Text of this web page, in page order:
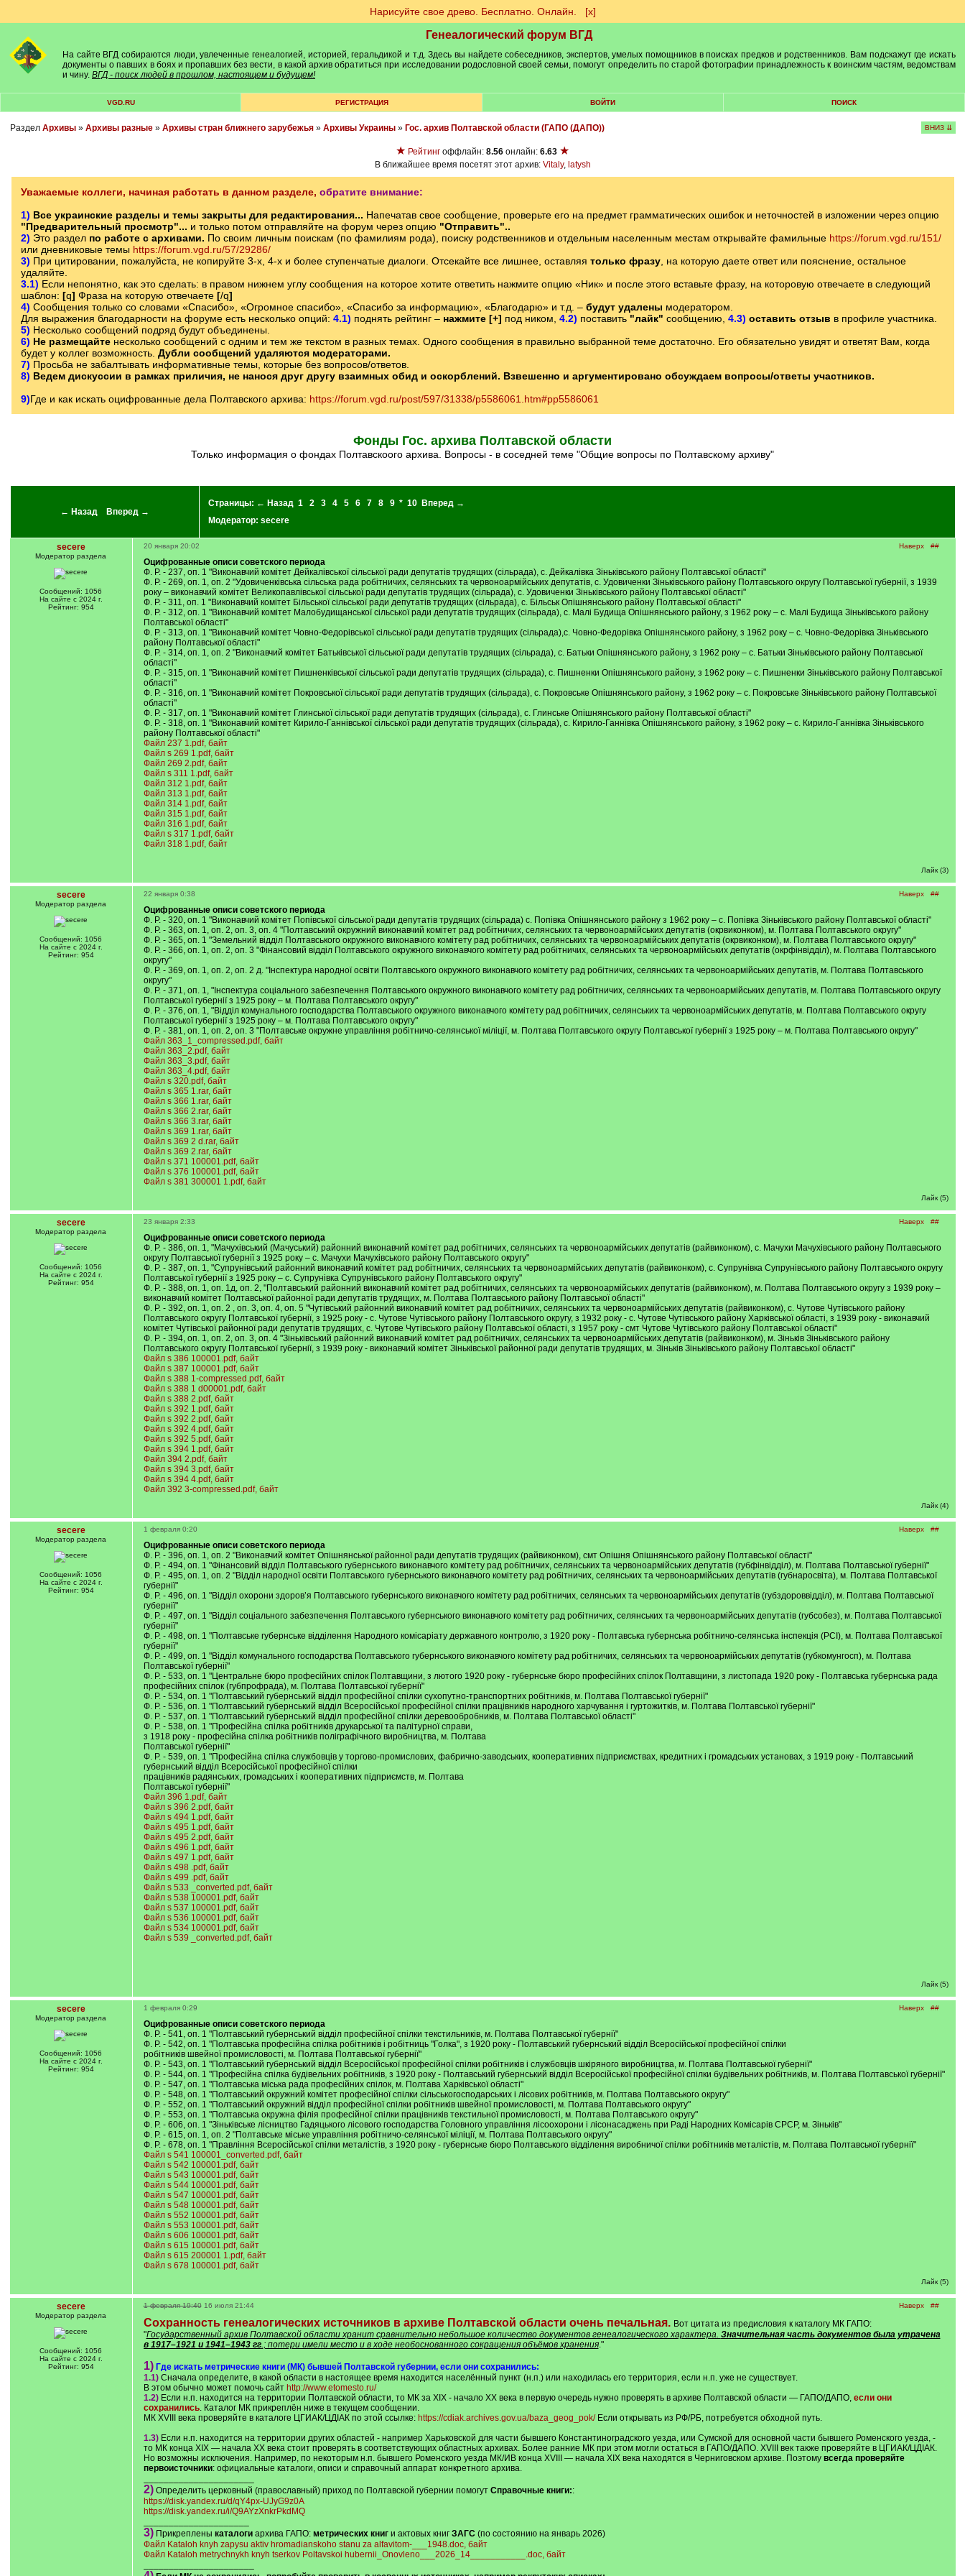
Нарисуйте свое древо. Бесплатно. Онлайн. [х]
Генеалогический форум ВГД
На сайте ВГД собираются люди, увлеченные генеалогией, историей, геральдикой и т.д. Здесь вы найдете собеседников, экспертов, умелых помощников в поисках предков и родственников. Вам подскажут где искать
документы о павших в боях и пропавших без вести, в какой архив обратиться при исследовании родословной своей семьи, помогут определить по старой фотографии принадлежность к воинским частям, ведомствам
и чину. ВГД - поиск людей в прошлом, настоящем и будущем!
VGD.RU РЕГИСТРАЦИЯ ВОЙТИ ПОИСК
Раздел Архивы» Архивы разные» Архивы стран ближнего зарубежья» Архивы Украины» Гос. архив Полтавской области (ГАПО (ДАПО)) ВНИЗ ⇊
★ Рейтинг оффлайн: 8.56 онлайн: 6.63 ★
В ближайшее время посетят этот архив: Vitaly, latysh
Уважаемые коллеги, начиная работать в данном разделе, обратите внимание:
1) Все украинские разделы и темы закрыты для редактирования... Напечатав свое сообщение, проверьте его на предмет грамматических ошибок и неточностей в изложении через опцию
"Предварительный просмотр"... и только потом отправляйте на форум через опцию "Отправить"..
2) Это раздел по работе с архивами. По своим личным поискам (по фамилиям рода), поиску родственников и отдельным населенным местам открывайте фамильные https://forum.vgd.ru/151/
или дневниковые темы https://forum.vgd.ru/57/29286/
3) При цитировании, пожалуйста, не копируйте 3-х, 4-х и более ступенчатые диалоги. Отсекайте все лишнее, оставляя только фразу, на которую даете ответ или пояснение, остальное
удаляйте.
3.1) Если непонятно, как это сделать: в правом нижнем углу сообщения на которое хотите ответить нажмите опцию «Ник» и после этого вставьте фразу, на которовую отвечаете в следующий
шаблон: [q] Фраза на которую отвечаете [/q]
4) Сообщения только со словами «Спасибо», «Огромное спасибо», «Спасибо за информацию», «Благодарю» и т.д. – будут удалены модератором.
Для выражения благодарности на форуме есть несколько опций: 4.1) поднять рейтинг – нажмите [+] под ником, 4.2) поставить "лайк" сообщению, 4.3) оставить отзыв в профиле участника.
5) Несколько сообщений подряд будут объединены.
6) Не размещайтенесколько сообщений с одним и тем же текстом в разных темах. Одного сообщения в правильно выбранной теме достаточно. Его обязательно увидят и ответят Вам, когда
будет у коллег возможность. Дубли сообщений удаляются модераторами.
7) Просьба не забалтывать информативные темы, которые без вопросов/ответов.
8) Ведем дискуссии в рамках приличия, не нанося друг другу взаимных обид и оскорблений. Взвешенно и аргументировано обсуждаем вопросы/ответы участников.
9)Где и как искать оцифрованные дела Полтавского архива: https://forum.vgd.ru/post/597/31338/p5586061.htm#pp5586061
Фонды Гос. архива Полтавской области
Только информация о фондах Полтавскоого архива. Вопросы - в соседней теме "Общие вопросы по Полтавскому архиву"
← Назад Вперед →
Страницы: ← Назад 1 2 3 4 5 6 7 8 9 * 10
Вперед →
Модератор: secere
secere
Модератор раздела
Сообщений: 1056
На сайте с 2024 г.
Рейтинг: 954
Наверх ##
20 января 20:02
Оцифрованные описи советского периода
Ф. Р. - 237, оп. 1 "Виконавчий комітет Дейкалівської сільської ради депутатів трудящих (сільрада), с. Дейкалівка Зіньківського району Полтавської області"
Ф. Р. - 269, оп. 1, оп. 2 "Удовиченківська сільська рада робітничих, селянських та червоноармійських депутатів, с. Удовиченки Зіньківського району Полтавського округу Полтавської губернії, з 1939
року – виконавчий комітет Великопавлівської сільської ради депутатів трудящих (сільрада), с. Удовиченки Зіньківського району Полтавської області"
Ф. Р. - 311, оп. 1 "Виконавчий комітет Більської сільської ради депутатів трудящих (сільрада), с. Більськ Опішнянського району Полтавської області"
Ф. Р. - 312, оп. 1 "Виконавчий комітет Малобудищанської сільської ради депутатів трудящих (сільрада), с. Малі Будища Опішнянського району, з 1962 року – с. Малі Будища Зіньківського району
Полтавської області"
Ф. Р. - 313, оп. 1 "Виконавчий комітет Човно-Федорівської сільської ради депутатів трудящих (сільрада),с. Човно-Федорівка Опішнянського району, з 1962 року – с. Човно-Федорівка Зіньківського
району Полтавської області"
Ф. Р. - 314, оп. 1, оп. 2 "Виконавчий комітет Батьківської сільської ради депутатів трудящих (сільрада), с. Батьки Опішнянського району, з 1962 року – с. Батьки Зіньківського району Полтавської
області"
Ф. Р. - 315, оп. 1 "Виконавчий комітет Пишненківської сільської ради депутатів трудящих (сільрада), с. Пишненки Опішнянського району, з 1962 року – с. Пишненки Зіньківського району Полтавської
області"
Ф. Р. - 316, оп. 1 "Виконавчий комітет Покровської сільської ради депутатів трудящих (сільрада), с. Покровське Опішнянського району, з 1962 року – с. Покровське Зіньківського району Полтавської
області"
Ф. Р. - 317, оп. 1 "Виконавчий комітет Глинської сільської ради депутатів трудящих (сільрада), с. Глинське Опішнянського району Полтавської області"
Ф. Р. - 318, оп. 1 "Виконавчий комітет Кирило-Ганнівської сільської ради депутатів трудящих (сільрада), с. Кирило-Ганнівка Опішнянського району, з 1962 року – с. Кирило-Ганнівка Зіньківського
району Полтавської області"
Файл 237 1.pdf, байт
Файл s 269 1.pdf, байт
Файл 269 2.pdf, байт
Файл s 311 1.pdf, байт
Файл 312 1.pdf, байт
Файл 313 1.pdf, байт
Файл 314 1.pdf, байт
Файл 315 1.pdf, байт
Файл 316 1.pdf, байт
Файл s 317 1.pdf, байт
Файл 318 1.pdf, байт
Лайк (3)
secere
Модератор раздела
Сообщений: 1056
На сайте с 2024 г.
Рейтинг: 954
Наверх ##
22 января 0:38
Оцифрованные описи советского периода
Ф. Р. - 320, оп. 1 "Виконавчий комітет Попівської сільської ради депутатів трудящих (сільрада) с. Попівка Опішнянського району з 1962 року – с. Попівка Зіньківського району Полтавської області"
Ф. Р. - 363, оп. 1, оп. 2, оп. 3, оп. 4 "Полтавський окружний виконавчий комітет рад робітничих, селянських та червоноармійських депутатів (окрвиконком), м. Полтава Полтавського округу"
Ф. Р. - 365, оп. 1 "Земельний відділ Полтавського окружного виконавчого комітету рад робітничих, селянських та червоноармійських депутатів (окрвиконком), м. Полтава Полтавського округу"
Ф. Р. - 366, оп. 1, оп. 2, оп. 3 "Фінансовий відділ Полтавського окружного виконавчого комітету рад робітничих, селянських та червоноармійських депутатів (окрфінвідділ), м. Полтава Полтавського
округу"
Ф. Р. - 369, оп. 1, оп. 2, оп. 2 д. "Інспектура народної освіти Полтавського окружного виконавчого комітету рад робітничих, селянських та червоноармійських депутатів, м. Полтава Полтавського
округу"
Ф. Р. - 371, оп. 1, "Інспектура соціального забезпечення Полтавського окружного виконавчого комітету рад робітничих, селянських та червоноармійських депутатів, м. Полтава Полтавського округу
Полтавської губернії з 1925 року – м. Полтава Полтавського округу"
Ф. Р. - 376, оп. 1, "Відділ комунального господарства Полтавського окружного виконавчого комітету рад робітничих, селянських та червоноармійських депутатів, м. Полтава Полтавського округу
Полтавської губернії з 1925 року – м. Полтава Полтавського округу"
Ф. Р. - 381, оп. 1, оп. 2, оп. 3 "Полтавське окружне управління робітничо-селянської міліції, м. Полтава Полтавського округу Полтавської губернії з 1925 року – м. Полтава Полтавського округу"
Файл 363_1_compressed.pdf, байт
Файл 363_2.pdf, байт
Файл 363_3.pdf, байт
Файл 363_4.pdf, байт
Файл s 320.pdf, байт
Файл s 365 1.rar, байт
Файл s 366 1.rar, байт
Файл s 366 2.rar, байт
Файл s 366 3.rar, байт
Файл s 369 1.rar, байт
Файл s 369 2 d.rar, байт
Файл s 369 2.rar, байт
Файл s 371 100001.pdf, байт
Файл s 376 100001.pdf, байт
Файл s 381 300001 1.pdf, байт
Лайк (5)
secere
Модератор раздела
Сообщений: 1056
На сайте с 2024 г.
Рейтинг: 954
Наверх ##
23 января 2:33
Оцифрованные описи советского периода
Ф. Р. - 386, оп. 1, "Мачухівський (Мачуський) районний виконавчий комітет рад робітничих, селянських та червоноармійських депутатів (райвиконком), с. Мачухи Мачухівського району Полтавського
округу Полтавської губернії з 1925 року – с. Мачухи Мачухівського району Полтавського округу"
Ф. Р. - 387, оп. 1, "Супрунівський районний виконавчий комітет рад робітничих, селянських та червоноармійських депутатів (райвиконком), с. Супрунівка Супрунівського району Полтавського округу
Полтавської губернії з 1925 року – с. Супрунівка Супрунівського району Полтавського округу"
Ф. Р. - 388, оп. 1, оп. 1д, оп. 2, "Полтавський районний виконавчий комітет рад робітничих, селянських та червоноармійських депутатів (райвиконком), м. Полтава Полтавського округу з 1939 року –
виконавчий комітет Полтавської районної ради депутатів трудящих, м. Полтава Полтавського району Полтавської області"
Ф. Р. - 392, оп. 1, оп. 2 , оп. 3, оп. 4, оп. 5 "Чутівський районний виконавчий комітет рад робітничих, селянських та червоноармійських депутатів (райвиконком), с. Чутове Чутівського району
Полтавського округу Полтавської губернії, з 1925 року - с. Чутове Чутівського району Полтавського округу, з 1932 року - с. Чутове Чутівського району Харківської області, з 1939 року - виконавчий
комітет Чутівської районної ради депутатів трудящих, с. Чутове Чутівського району Полтавської області, з 1957 року - смт Чутове Чутівського району Полтавської області"
Ф. Р. - 394, оп. 1, оп. 2, оп. 3, оп. 4 "Зіньківський районний виконавчий комітет рад робітничих, селянських та червоноармійських депутатів (райвиконком), м. Зіньків Зіньківського району
Полтавського округу Полтавської губернії, з 1939 року - виконавчий комітет Зіньківської районної ради депутатів трудящих, м. Зіньків Зіньківського району Полтавської області"
Файл s 386 100001.pdf, байт
Файл s 387 100001.pdf, байт
Файл s 388 1-compressed.pdf, байт
Файл s 388 1 d00001.pdf, байт
Файл s 388 2.pdf, байт
Файл s 392 1.pdf, байт
Файл s 392 2.pdf, байт
Файл s 392 4.pdf, байт
Файл s 392 5.pdf, байт
Файл s 394 1.pdf, байт
Файл 394 2.pdf, байт
Файл s 394 3.pdf, байт
Файл s 394 4.pdf, байт
Файл 392 3-compressed.pdf, байт
Лайк (4)
secere
Модератор раздела
Сообщений: 1056
На сайте с 2024 г.
Рейтинг: 954
Наверх ##
1 февраля 0:20
Оцифрованные описи советского периода
Ф. Р. - 396, оп. 1, оп. 2 "Виконавчий комітет Опішнянської районної ради депутатів трудящих (райвиконком), смт Опішня Опішнянського району Полтавської області"
Ф. Р. - 494, оп. 1 "Фінансовий відділ Полтавського губернського виконавчого комітету рад робітничих, селянських та червоноармійських депутатів (губфінвідділ), м. Полтава Полтавської губернії"
Ф. Р. - 495, оп. 1, оп. 2 "Відділ народної освіти Полтавського губернського виконавчого комітету рад робітничих, селянських та червоноармійських депутатів (губнаросвіта), м. Полтава Полтавської
губернії"
Ф. Р. - 496, оп. 1 "Відділ охорони здоров’я Полтавського губернського виконавчого комітету рад робітничих, селянських та червоноармійських депутатів (губздороввідділ), м. Полтава Полтавської
губернії"
Ф. Р. - 497, оп. 1 "Відділ соціального забезпечення Полтавського губернського виконавчого комітету рад робітничих, селянських та червоноармійських депутатів (губсобез), м. Полтава Полтавської
губернії"
Ф. Р. - 498, оп. 1 "Полтавське губернське відділення Народного комісаріату державного контролю, з 1920 року - Полтавська губернська робітничо-селянська інспекція (РСІ), м. Полтава Полтавської
губернії"
Ф. Р. - 499, оп. 1 "Відділ комунального господарства Полтавського губернського виконавчого комітету рад робітничих, селянських та червоноармійських депутатів (губкомунгосп), м. Полтава
Полтавської губернії"
Ф. Р. - 533, оп. 1 "Центральне бюро професійних спілок Полтавщини, з лютого 1920 року - губернське бюро професійних спілок Полтавщини, з листопада 1920 року - Полтавська губернська рада
професійних спілок (губпрофрада), м. Полтава Полтавської губернії"
Ф. Р. - 534, оп. 1 "Полтавський губернський відділ професійної спілки сухопутно-транспортних робітників, м. Полтава Полтавської губернії"
Ф. Р. - 536, оп. 1 "Полтавський губернський відділ Всеросійської професійної спілки працівників народного харчування і гуртожитків, м. Полтава Полтавської губернії"
Ф. Р. - 537, оп. 1 "Полтавський губернський відділ професійної спілки деревообробників, м. Полтава Полтавської області"
Ф. Р. - 538, оп. 1 "Професійна спілка робітників друкарської та палітурної справи,
з 1918 року - професійна спілка робітників поліграфічного виробництва, м. Полтава
Полтавської губернії"
Ф. Р. - 539, оп. 1 "Професійна спілка службовців у торгово-промислових, фабрично-заводських, кооперативних підприємствах, кредитних і громадських установах, з 1919 року - Полтавський
губернський відділ Всеросійської професійної спілки
працівників радянських, громадських і кооперативних підприємств, м. Полтава
Полтавської губернії"
Файл 396 1.pdf, байт
Файл s 396 2.pdf, байт
Файл s 494 1.pdf, байт
Файл s 495 1.pdf, байт
Файл s 495 2.pdf, байт
Файл s 496 1.pdf, байт
Файл s 497 1.pdf, байт
Файл s 498 .pdf, байт
Файл s 499 .pdf, байт
Файл s 533 _converted.pdf, байт
Файл s 538 100001.pdf, байт
Файл s 537 100001.pdf, байт
Файл s 536 100001.pdf, байт
Файл s 534 100001.pdf, байт
Файл s 539 _converted.pdf, байт
Лайк (5)
secere
Модератор раздела
Сообщений: 1056
На сайте с 2024 г.
Рейтинг: 954
Наверх ##
1 февраля 0:29
Оцифрованные описи советского периода
Ф. Р. - 541, оп. 1 "Полтавський губернський відділ професійної спілки текстильників, м. Полтава Полтавської губернії"
Ф. Р. - 542, оп. 1 "Полтавська професійна спілка робітників і робітниць "Голка", з 1920 року - Полтавський губернський відділ Всеросійської професійної спілки
робітників швейної промисловості, м. Полтава Полтавської губернії"
Ф. Р. - 543, оп. 1 "Полтавський губернський відділ Всеросійської професійної спілки робітників і службовців шкіряного виробництва, м. Полтава Полтавської губернії"
Ф. Р. - 544, оп. 1 "Професійна спілка будівельних робітників, з 1920 року - Полтавський губернський відділ Всеросійської професійної спілки будівельних робітників, м. Полтава Полтавської губернії"
Ф. Р. - 547, оп. 1 "Полтавська міська рада професійних спілок, м. Полтава Харківської області"
Ф. Р. - 548, оп. 1 "Полтавський окружний комітет професійної спілки сільськогосподарських і лісових робітників, м. Полтава Полтавського округу"
Ф. Р. - 552, оп. 1 "Полтавський окружний відділ професійної спілки робітників швейної промисловості, м. Полтава Полтавського округу"
Ф. Р. - 553, оп. 1 "Полтавська окружна філія професійної спілки працівників текстильної промисловості, м. Полтава Полтавського округу"
Ф. Р. - 606, оп. 1 "Зіньківське лісництво Гадяцького лісового господарства Головного управління лісоохорони і лісонасаджень при Раді Народних Комісарів СРСР, м. Зіньків"
Ф. Р. - 615, оп. 1, оп. 2 "Полтавське міське управління робітничо-селянської міліції, м. Полтава Полтавського округу"
Ф. Р. - 678, оп. 1 "Правління Всеросійської спілки металістів, з 1920 року - губернське бюро Полтавського відділення виробничої спілки робітників металістів, м. Полтава Полтавської губернії"
Файл s 541 100001_converted.pdf, байт
Файл s 542 100001.pdf, байт
Файл s 543 100001.pdf, байт
Файл s 544 100001.pdf, байт
Файл s 547 100001.pdf, байт
Файл s 548 100001.pdf, байт
Файл s 552 100001.pdf, байт
Файл s 553 100001.pdf, байт
Файл s 606 100001.pdf, байт
Файл s 615 100001.pdf, байт
Файл s 615 200001 1.pdf, байт
Файл s 678 100001.pdf, байт
Лайк (5)
secere
Модератор раздела
Сообщений: 1056
На сайте с 2024 г.
Рейтинг: 954
Наверх ##
1 февраля 19:40 16 июля 21:44
Сохранность генеалогических источников в архиве Полтавской области очень печальная. Вот цитата из предисловия к каталогу МК ГАПО:
"Государственный архив Полтавской области хранит сравнительно небольшое количество документов генеалогического характера. Значительная часть документов была утрачена
в 1917–1921 и 1941–1943 гг.; потери имели место и в ходе необоснованного сокращения объёмов хранения."
1) Где искать метрические книги (МК) бывшей Полтавской губернии, если они сохранились:
1.1)Сначала определите, в какой области в настоящее время находится населённый пункт (н.п.) или находилась его территория, если н.п. уже не существует.
В этом обычно может помочь сайт http://www.etomesto.ru/
1.2)Если н.п. находится на территории Полтавской области, то МК за XIX - начало XX века в первую очередь нужно проверять в архиве Полтавской области — ГАПО/ДАПО, если они
сохранились. Каталог МК прикреплён ниже в текущем сообщении.
МК XVIII века проверяйте в каталоге ЦГИАК/ЦДІАК по этой ссылке: https://cdiak.archives.gov.ua/baza_geog_pok/Если открывать из РФ/РБ, потребуется обходной путь.
1.3)Если н.п. находится на территории других областей - например Харьковской для части бывшего Константиноградского уезда, или Сумской для основной части бывшего Роменского уезда, -
то МК конца XIX — начала XX века стоит проверять в соответствующих областных архивах. Более ранние МК при этом могли остаться в ГАПО/ДАПО. XVIII век также проверяйте в ЦГИАК/ЦДІАК.
Но возможны исключения. Например, по некоторым н.п. бывшего Роменского уезда МК/ИВ конца XVIII — начала XIX века находятся в Черниговском архиве. Поэтому всегда проверяйте
первоисточники: официальные каталоги, описи и справочный аппарат конкретного архива.
2)Определить церковный (православный) приход по Полтавской губернии помогут Справочные книги::
https://disk.yandex.ru/d/qY4px-UJyG9z0A
https://disk.yandex.ru/i/Q9AYzXnkrPkdMQ
3)Прикреплены каталогиархива ГАПО: метрических книги актовых книг ЗАГС (по состоянию на январь 2026)
Файл Kataloh knyh zapysu aktiv hromadianskoho stanu za alfavitom-___1948.doc, байт
Файл Kataloh metrychnykh knyh tserkov Poltavskoi hubernii_Onovleno___2026_14___________.doc, байт